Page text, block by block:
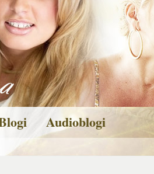
Toiveita
Audioblogi